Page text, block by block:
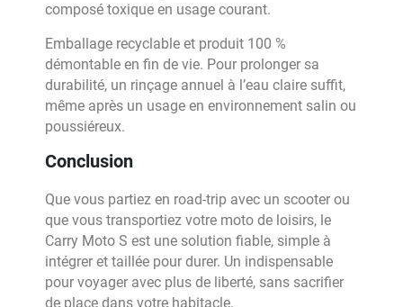
composé toxique en usage courant.
Emballage recyclable et produit 100 %
démontable en fin de vie. Pour prolonger sa
durabilité, un rinçage annuel à l’eau claire suffit,
même après un usage en environnement salin ou
poussiéreux.
Conclusion
Que vous partiez en road-trip avec un scooter ou
que vous transportiez votre moto de loisirs, le
Carry Moto S est une solution fiable, simple à
intégrer et taillée pour durer. Un indispensable
pour voyager avec plus de liberté, sans sacrifier
de place dans votre habitacle.